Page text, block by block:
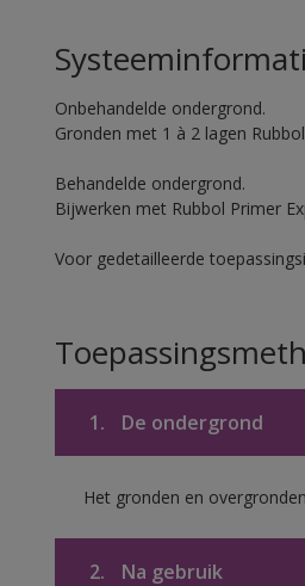
Onbehandelde ondergrond.
Gronden met 1 à 2 lagen
Behandelde ondergrond.
Bijwerken met Rubbol Primer
Voor gedetailleerde
1. De ondergrond
Het gronden en
2. Na gebruik